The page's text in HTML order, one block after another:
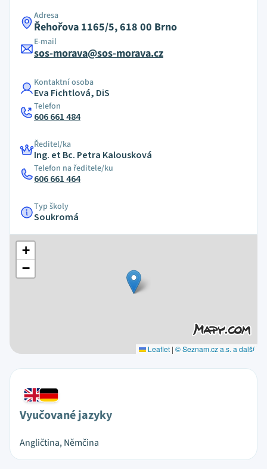
Adresa
Řehořova 1165/5, 618 00 Brno
E-mail
sos-morava@sos-morava.cz
Kontaktní osoba
Eva Fichtlová, DiS
Telefon
606 661 484
Ředitel/ka
Ing. et Bc. Petra Kalousková
Telefon na ředitele/ku
606 661 464
Typ školy
Soukromá
+
−
Leaflet | © Seznam.cz a.s. a další
Vyučované jazyky
Angličtina, Němčina